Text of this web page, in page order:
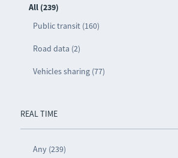
All (239)
Public transit (160)
Road data (2)
Vehicles sharing (77)
REAL TIME
Any (239)